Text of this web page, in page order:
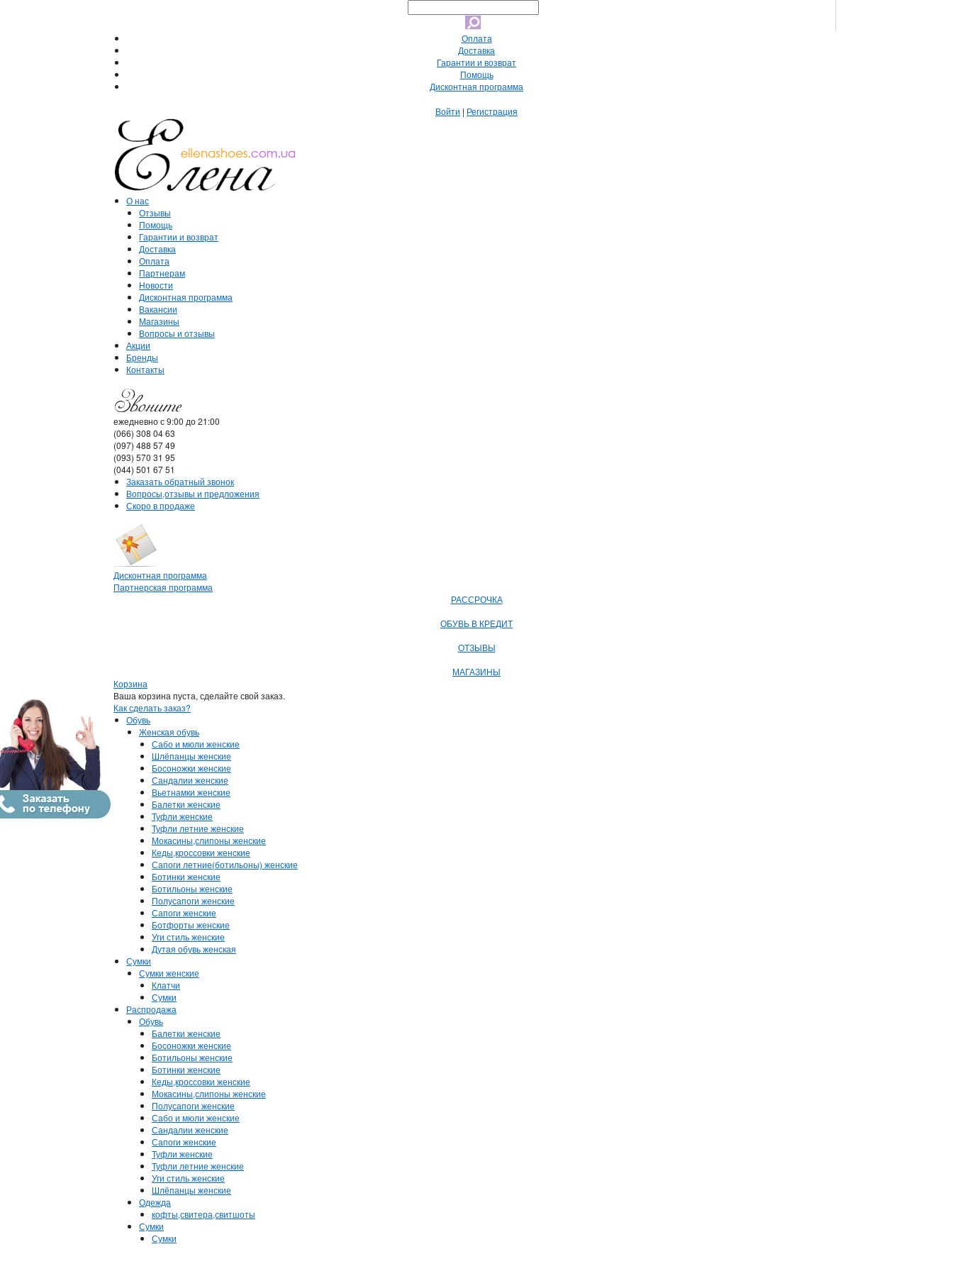
Оплата
Доставка
Гарантии и возврат
Помощь
Дисконтная программа
Войти | Регистрация
О нас
Отзывы
Помощь
Гарантии и возврат
Доставка
Оплата
Партнерам
Новости
Дисконтная программа
Вакансии
Магазины
Вопросы и отзывы
Акции
Бренды
Контакты
ежедневно с 9:00 до 21:00
(066) 308 04 63
(097) 488 57 49
(093) 570 31 95
(044) 501 67 51
Заказать обратный звонок
Вопросы,отзывы и предложения
Скоро в продаже
Дисконтная программа
Партнерская программа
РАССРОЧКА
ОБУВЬ В КРЕДИТ
ОТЗЫВЫ
МАГАЗИНЫ
Корзина
Ваша корзина пуста, сделайте свой заказ.
Как сделать заказ?
Обувь
Женская обувь
Сабо и мюли женские
Шлёпанцы женские
Босоножки женские
Сандалии женские
Вьетнамки женские
Балетки женские
Туфли женские
Туфли летние женские
Мокасины,слипоны женские
Кеды,кроссовки женские
Сапоги летние(ботильоны) женские
Ботинки женские
Ботильоны женские
Полусапоги женские
Сапоги женские
Ботфорты женские
Уги стиль женские
Дутая обувь женская
Сумки
Сумки женские
Клатчи
Сумки
Распродажа
Обувь
Балетки женские
Босоножки женские
Ботильоны женские
Ботинки женские
Кеды,кроссовки женские
Мокасины,слипоны женские
Полусапоги женские
Сабо и мюли женские
Сандалии женские
Сапоги женские
Туфли женские
Туфли летние женские
Уги стиль женские
Шлёпанцы женские
Одежда
кофты,свитера,свитшоты
Сумки
Сумки